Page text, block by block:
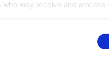
who may receive and process
lokalitetu Lišnjak,
glavobolje. Jednoga će